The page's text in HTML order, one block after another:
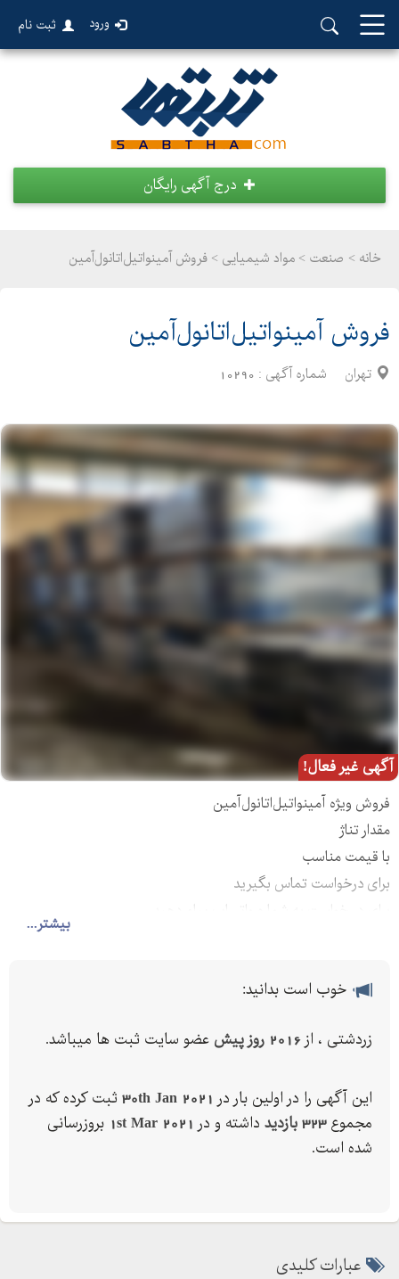
ورود ثبت نام
درج آگهی رایگان
خانه > صنعت > مواد شیمیایی > فروش آمینواتیل‌اتانول‌آمین
فروش آمینواتیل‌اتانول‌آمین
تهران شماره آگهی : 10290
آگهی غیر فعال!
بیشتر...
فروش ویژه آمینواتیل‌اتانول‌آمین
مقدار تناژ
با قیمت مناسب
برای درخواست تماس بگیرید
خوب است بدانید:
زردشتی ، از 2016 روز پیش عضو سایت ثبت ها میباشد.
این آگهی را در اولین بار در 30th Jan 2021 ثبت کرده که در
مجموع323 بازدید داشته و در 1st Mar 2021 بروزرسانی
شده است.
عبارات کلیدی